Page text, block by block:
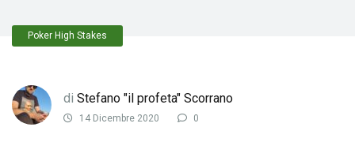
Poker High Stakes
di Stefano "il profeta" Scorrano
14 Dicembre 2020 0